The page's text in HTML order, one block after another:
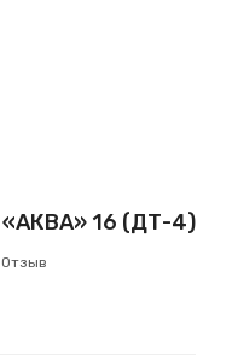
«АКВА» 16 (ДТ-4)